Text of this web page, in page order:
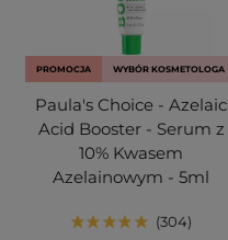
PROMOCJA WYBÓR KOSMETOLOGA
Paula's Choice - Azelaic
Acid Booster - Serum z
10% Kwasem
Azelainowym - 5ml
304